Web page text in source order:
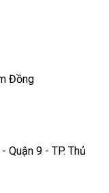
Đồng
Quận 9 - TP. Thủ